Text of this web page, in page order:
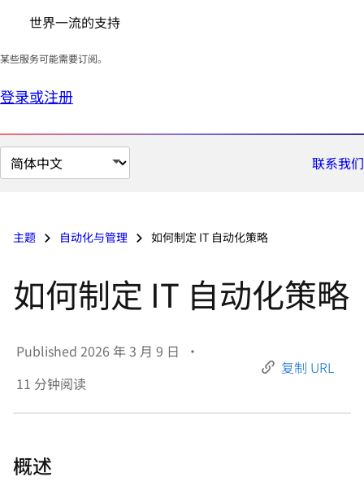
世界一流的支持
某些服务可能需要订阅。
登录或注册
切
换
语
联系我们
主题 自动化与管理 如何制定 IT 自动化策略
如何制定 IT 自动化策略
Published 2026 年 3 月 9 日
•
11 分钟阅读
复制 URL
概述